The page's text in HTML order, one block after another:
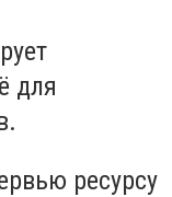
для
ресурсу